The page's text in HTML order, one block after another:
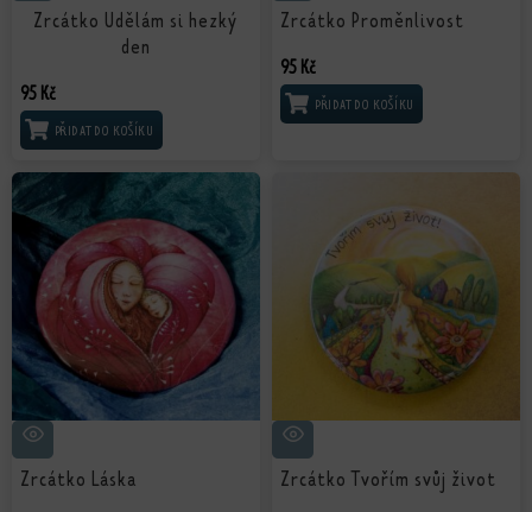
Zrcátko Udělám si hezký
den
95 Kč
PŘIDAT DO KOŠÍKU
Zrcátko Proměnlivost
95 Kč
PŘIDAT DO KOŠÍKU
Zrcátko Láska Zrcátko Tvořím svůj život